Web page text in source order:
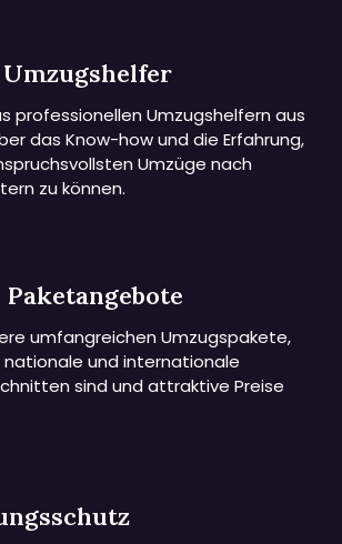
professionellen Umzugshelfern aus
das Know-how und die Erfahrung,
Umzüge nach
zu können.
umfangreichen Umzugspakete,
nationale und internationale
sind und attraktive Preise